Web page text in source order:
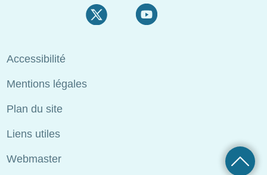
Menu
de
page
Accessibilité
Mentions légales
Plan du site
Liens utiles
Webmaster